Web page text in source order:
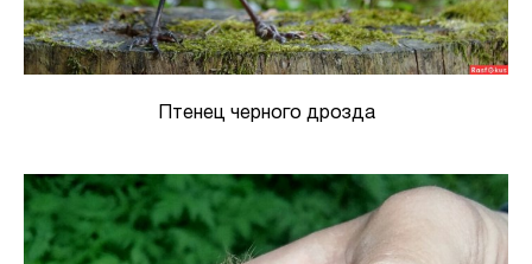
Птенец черного дрозда